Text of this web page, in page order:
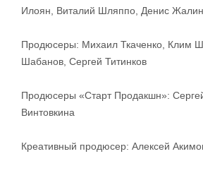
Илоян, Виталий Шляппо, Денис
Продюсеры: Михаил Ткаченко, Клим
Шабанов, Сергей Титинков
Продюсеры «Старт Продакшн»:
Винтовкина
Креативный продюсер: Алексей